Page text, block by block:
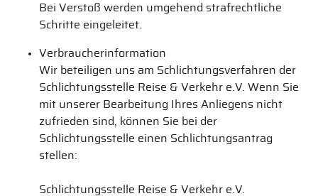
Bei Verstoß werden umgehend strafrechtliche
Schritte eingeleitet.
Verbraucherinformation
Wir beteiligen uns am Schlichtungsverfahren der
Schlichtungsstelle Reise & Verkehr e.V. Wenn Sie
mit unserer Bearbeitung Ihres Anliegens nicht
zufrieden sind, können Sie bei der
Schlichtungsstelle einen Schlichtungsantrag
stellen:
Schlichtungsstelle Reise & Verkehr e.V.